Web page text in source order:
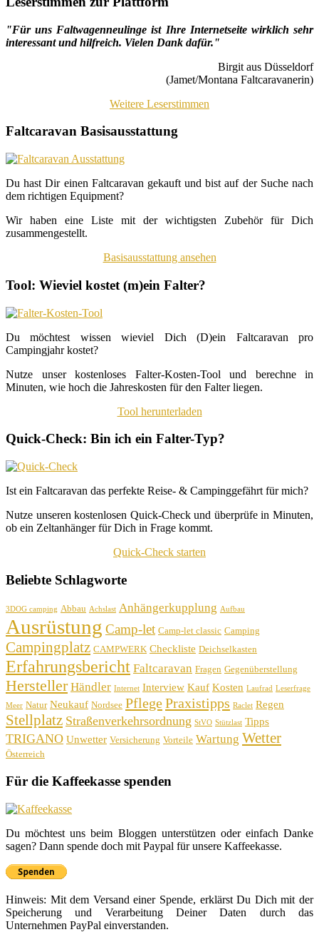
"Für uns Faltwagenneulinge ist Ihre Internetseite wirklich sehr
interessant und hilfreich. Vielen Dank dafür."
Birgit aus Düsseldorf
(Jamet/Montana Faltcaravanerin)
Weitere Leserstimmen
Faltcaravan Basisausstattung
Du hast Dir einen Faltcaravan gekauft und bist auf der Suche nach
dem richtigen Equipment?
Wir haben eine Liste mit der wichtigsten Zubehör für Dich
zusammengestellt.
Basisausstattung ansehen
Tool: Wieviel kostet (m)ein Falter?
Du möchtest wissen wieviel Dich (D)ein Faltcaravan pro
Campingjahr kostet?
Nutze unser kostenloses Falter-Kosten-Tool und berechne in
Minuten, wie hoch die Jahreskosten für den Falter liegen.
Tool herunterladen
Quick-Check: Bin ich ein Falter-Typ?
Ist ein Faltcaravan das perfekte Reise- & Campinggefährt für mich?
Nutze unseren kostenlosen Quick-Check und überprüfe in Minuten,
ob ein Zeltanhänger für Dich in Frage kommt.
Quick-Check starten
Beliebte Schlagworte
3DOG camping Abbau Achslast Anhängerkupplung Aufbau
Ausrüstung Camp-let Camp-let classic Camping
Campingplatz CAMPWERK Checkliste Deichselkasten
Erfahrungsbericht Faltcaravan Fragen Gegenüberstellung
Hersteller Händler Internet Interview Kauf Kosten Laufrad Leserfrage
Meer Natur Neukauf Nordsee PflegePraxistipps Raclet Regen
Stellplatz Straßenverkehrsordnung StVO Stützlast Tipps
TRIGANO Unwetter Versicherung Vorteile Wartung Wetter
Österreich
Für die Kaffeekasse spenden
Du möchtest uns beim Bloggen unterstützen oder einfach Danke
sagen? Dann spende doch mit Paypal für unsere Kaffeekasse.
Hinweis: Mit dem Versand einer Spende, erklärst Du Dich mit der
Speicherung und Verarbeitung Deiner Daten durch das
Unternehmen PayPal einverstanden.